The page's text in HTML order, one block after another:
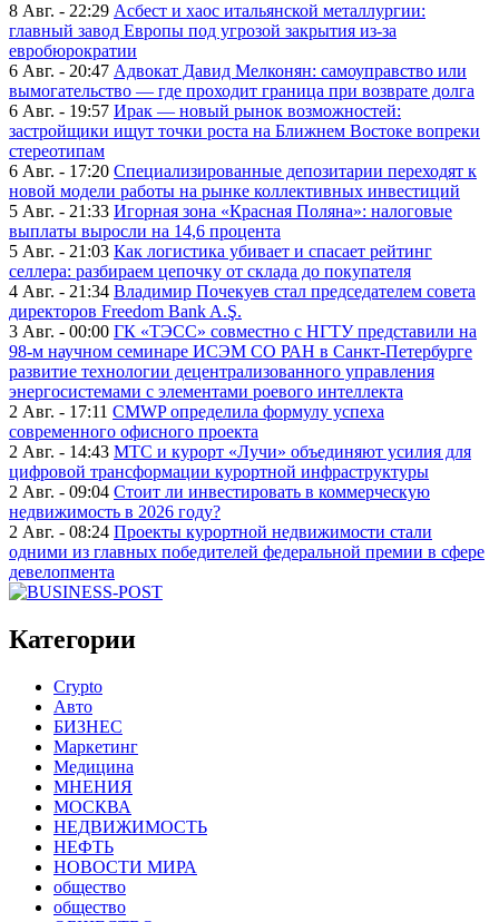
8 Авг. - 22:29 Асбест и хаос итальянской металлургии:
главный завод Европы под угрозой закрытия из-за
евробюрократии
6 Авг. - 20:47 Адвокат Давид Мелконян: самоуправство или
вымогательство — где проходит граница при возврате долга
6 Авг. - 19:57 Ирак — новый рынок возможностей:
застройщики ищут точки роста на Ближнем Востоке вопреки
стереотипам
6 Авг. - 17:20 Специализированные депозитарии переходят к
новой модели работы на рынке коллективных инвестиций
5 Авг. - 21:33 Игорная зона «Красная Поляна»: налоговые
выплаты выросли на 14,6 процента
5 Авг. - 21:03 Как логистика убивает и спасает рейтинг
селлера: разбираем цепочку от склада до покупателя
4 Авг. - 21:34 Владимир Почекуев стал председателем совета
директоров Freedom Bank A.Ş.
3 Авг. - 00:00 ГК «ТЭСС» совместно с НГТУ представили на
98-м научном семинаре ИСЭМ СО РАН в Санкт-Петербурге
развитие технологии децентрализованного управления
энергосистемами с элементами роевого интеллекта
2 Авг. - 17:11 CMWP определила формулу успеха
современного офисного проекта
2 Авг. - 14:43 МТС и курорт «Лучи» объединяют усилия для
цифровой трансформации курортной инфраструктуры
2 Авг. - 09:04 Стоит ли инвестировать в коммерческую
недвижимость в 2026 году?
2 Авг. - 08:24 Проекты курортной недвижимости стали
одними из главных победителей федеральной премии в сфере
девелопмента
Категории
Crypto
Авто
БИЗНЕС
Маркетинг
Медицина
МНЕНИЯ
МОСКВА
НЕДВИЖИМОСТЬ
НЕФТЬ
НОВОСТИ МИРА
общество
общество